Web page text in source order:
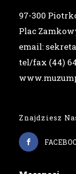
97-300
Plac
email:
tel/fax (44)
Znajdziesz